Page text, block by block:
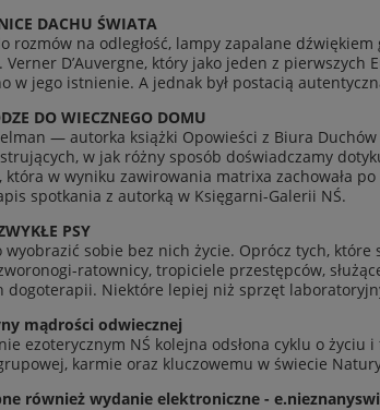
DACHU ŚWIATA
rozmów na odległość, lampy zapalane
Verner D’Auvergne, który jako jeden z
w jego ist­nie­nie. A jed­nak był postacią
DO WIECZNEGO DOMU
— autorka książki Opowieści z Biura
w jak różny sposób doświad­czamy
która w wyniku zawirowa­nia matrixa zachowała
spotka­nia z autorką w Księgarni-Galerii NŚ.
PSY
wyobrazić sobie bez nich życie. Oprócz tych,
ratownicy, trop­iciele przestępców,
dogoter­apii. Niek­tóre lep­iej niż sprzęt
mądrości odwiecznej
ezoterycznym NŚ kole­jna odsłona cyklu o
karmie oraz kluc­zowemu w świecie
również wydanie elek­tron­iczne -